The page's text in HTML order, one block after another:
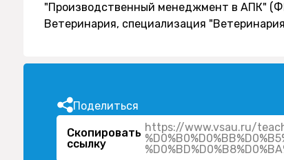
"Производственный менеджмент в АПК"
Ветеринария, специализация
Поделиться
Скопировать
ссылку
https://www.vsau.ru/